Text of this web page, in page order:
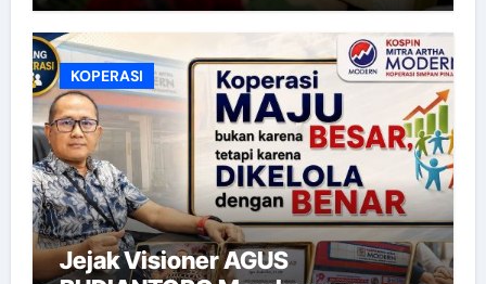
KOPERASI
Jejak Visioner AGUS